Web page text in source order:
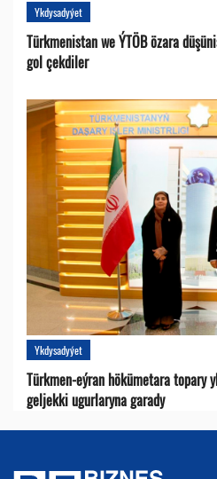
Ykdysadyýet
Türkmenistan we ÝTÖB özara
gol çekdiler
Ykdysadyýet
Türkmen-eýran hökümetara topary
geljekki ugurlaryna garady